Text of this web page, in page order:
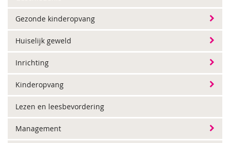
Gezonde kinderopvang
Huiselijk geweld
Inrichting
Kinderopvang
Lezen en leesbevordering
Management